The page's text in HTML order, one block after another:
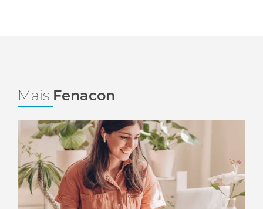
Mais Fenacon